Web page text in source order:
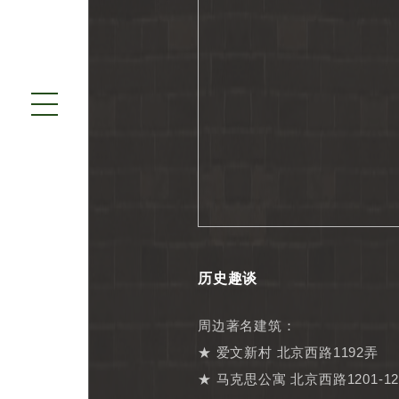
历史趣谈
周边著名建筑：
★ 爱文新村 北京西路1192弄
★ 马克思公寓 北京西路1201-